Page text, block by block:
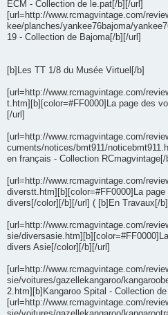
ECM - Collection de le.pat[/b][/url]
[url=http://www.rcmagvintage.com/
kee/planches/yankee76bajoma/
19 - Collection de Bajoma[/b][/url]
[b]Les TT 1/8 du Musée Virtuel[/b]
[url=http://www.rcmagvintage.com/
t.htm][b][color=#FF0000]La page des
[/url]
[url=http://www.rcmagvintage.com/
cuments/notices/bmt911/
en français - Collection RCmagvintage[/
[url=http://www.rcmagvintage.com/
diverstt.htm][b][color=#FF0000]La
divers[/color][/b][/url] ( [b]En Travaux[/
[url=http://www.rcmagvintage.com/
sie/
divers Asie[/color][/b][/url]
[url=http://www.rcmagvintage.com/
sie/voitures/gazellekangaroo/
2.htm][b]Kangaroo Spital - Collection de
[url=http://www.rcmagvintage.com/